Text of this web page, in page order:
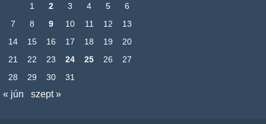
1 2 3 4 5
6
7
8 9 10 11 12
13
14
15 16 17 18 19
20
21
22 23 24 25 26
27
28
29 30 31
« jún szept »